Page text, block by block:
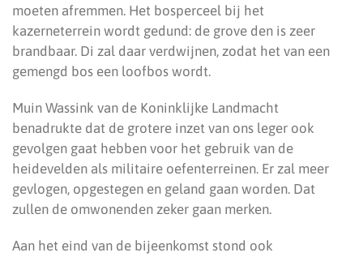
moeten afremmen. Het bosperceel bij het
kazerneterrein wordt gedund: de grove den is zeer
brandbaar. Di zal daar verdwijnen, zodat het van een
gemengd bos een loofbos wordt.
Muin Wassink van de Koninklijke Landmacht
benadrukte dat de grotere inzet van ons leger ook
gevolgen gaat hebben voor het gebruik van de
heidevelden als militaire oefenterreinen. Er zal meer
gevlogen, opgestegen en geland gaan worden. Dat
zullen de omwonenden zeker gaan merken.
Aan het eind van de bijeenkomst stond ook